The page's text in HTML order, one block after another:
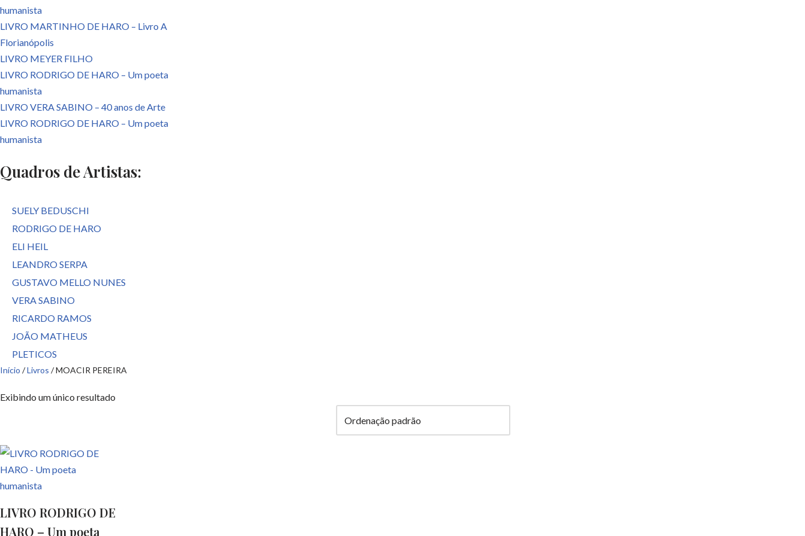
humanista
LIVRO MARTINHO DE HARO – Livro A
Florianópolis
LIVRO MEYER FILHO
LIVRO RODRIGO DE HARO – Um poeta
humanista
LIVRO VERA SABINO – 40 anos de Arte
LIVRO RODRIGO DE HARO – Um poeta
humanista
Quadros de Artistas:
SUELY BEDUSCHI
RODRIGO DE HARO
ELI HEIL
LEANDRO SERPA
GUSTAVO MELLO NUNES
VERA SABINO
RICARDO RAMOS
JOÃO MATHEUS
PLETICOS
Início /Livros / MOACIR PEREIRA
Exibindo um único resultado
LIVRO RODRIGO DE
HARO – Um poeta